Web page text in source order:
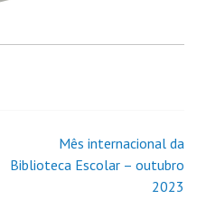
Mês internacional da
Biblioteca Escolar – outubro
2023